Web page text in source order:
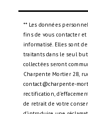
** Les données
fins de vous contacter
informatisé. Elles sont
traitants dans le seul but
collectées seront
Charpente Mortier 28,
contact@charpente-
rectification,
de retrait de votre